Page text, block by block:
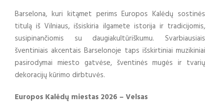
Barselona, kuri kitąmet perims Europos Kalėdų sostinės
titulą iš Vilniaus, išsiskiria ilgamete istorija ir tradicijomis,
susipinančiomis su daugiakultūriškumu. Svarbiausiais
šventiniais akcentais Barselonoje taps išskirtiniai muzikiniai
pasirodymai miesto gatvėse, šventinės mugės ir tvarių
dekoracijų kūrimo dirbtuvės.
Europos Kalėdų miestas 2026 – Velsas